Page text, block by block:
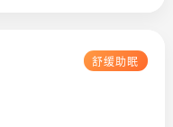
舒缓助眠